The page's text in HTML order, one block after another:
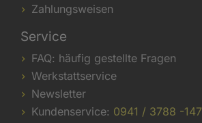
Zahlungsweisen
Service
FAQ: häufig gestellte Fragen
Werkstattservice
Newsletter
Kundenservice: 0941 / 3788 -147